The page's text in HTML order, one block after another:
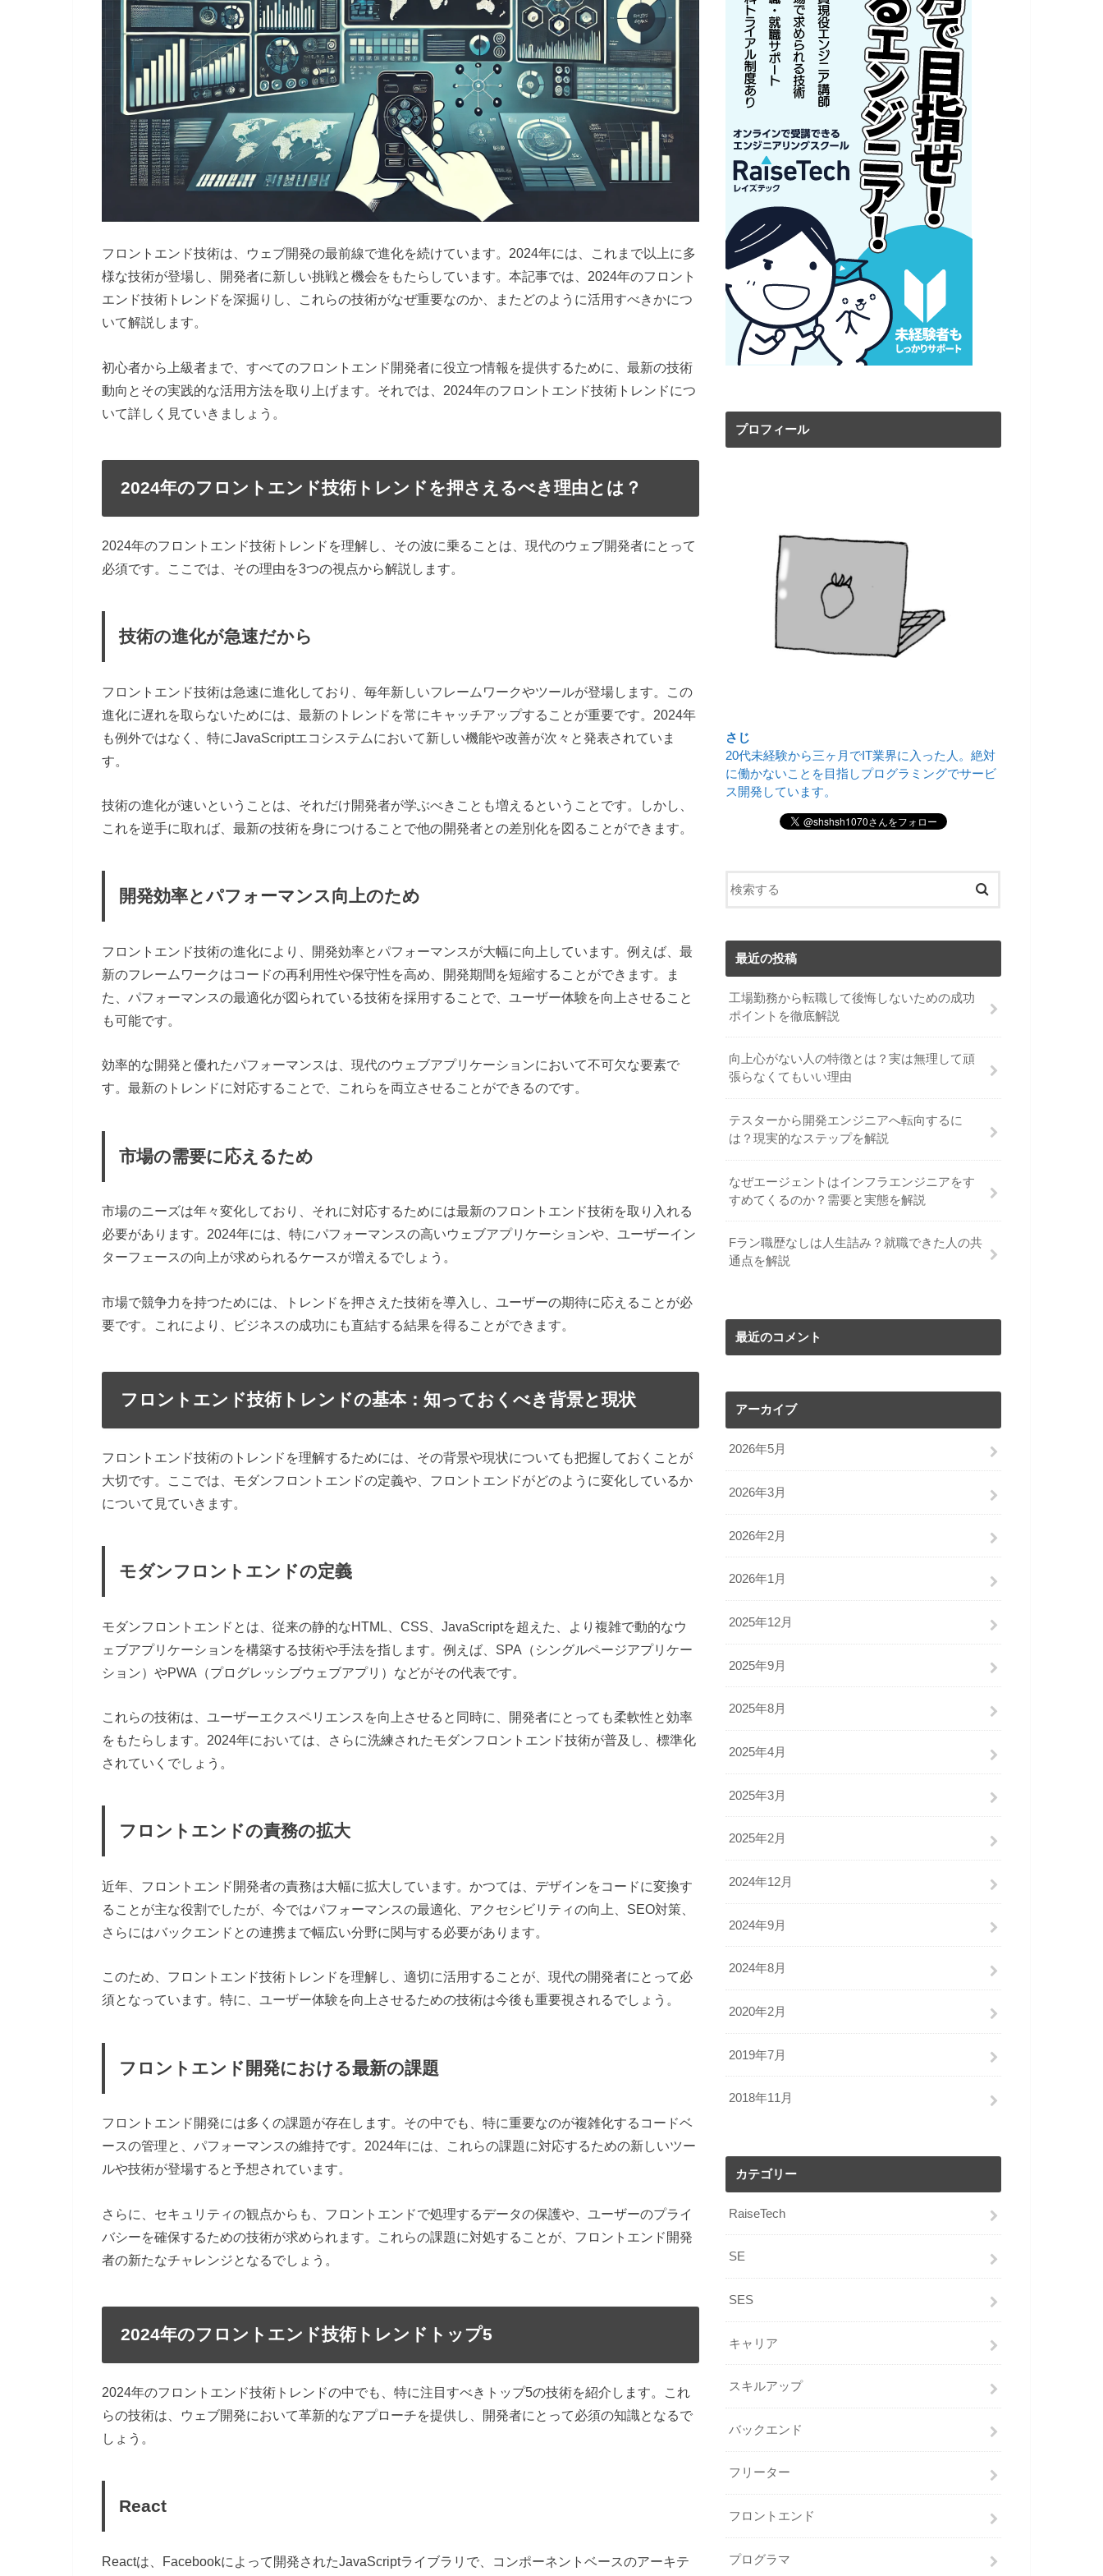
フロントエンド技術は、ウェブ開発の最前線で進化を続けています。2024年には、これまで以上に多
様な技術が登場し、開発者に新しい挑戦と機会をもたらしています。本記事では、2024年のフロント
エンド技術トレンドを深掘りし、これらの技術がなぜ重要なのか、またどのように活用すべきかにつ
いて解説します。
初心者から上級者まで、すべてのフロントエンド開発者に役立つ情報を提供するために、最新の技術
動向とその実践的な活用方法を取り上げます。それでは、2024年のフロントエンド技術トレンドにつ
いて詳しく見ていきましょう。
2024年のフロントエンド技術トレンドを押さえるべき理由とは？
2024年のフロントエンド技術トレンドを理解し、その波に乗ることは、現代のウェブ開発者にとって
必須です。ここでは、その理由を3つの視点から解説します。
技術の進化が急速だから
フロントエンド技術は急速に進化しており、毎年新しいフレームワークやツールが登場します。この
進化に遅れを取らないためには、最新のトレンドを常にキャッチアップすることが重要です。2024年
も例外ではなく、特にJavaScriptエコシステムにおいて新しい機能や改善が次々と発表されていま
す。
技術の進化が速いということは、それだけ開発者が学ぶべきことも増えるということです。しかし、
これを逆手に取れば、最新の技術を身につけることで他の開発者との差別化を図ることができます。
開発効率とパフォーマンス向上のため
フロントエンド技術の進化により、開発効率とパフォーマンスが大幅に向上しています。例えば、最
新のフレームワークはコードの再利用性や保守性を高め、開発期間を短縮することができます。ま
た、パフォーマンスの最適化が図られている技術を採用することで、ユーザー体験を向上させること
も可能です。
効率的な開発と優れたパフォーマンスは、現代のウェブアプリケーションにおいて不可欠な要素で
す。最新のトレンドに対応することで、これらを両立させることができるのです。
市場の需要に応えるため
市場のニーズは年々変化しており、それに対応するためには最新のフロントエンド技術を取り入れる
必要があります。2024年には、特にパフォーマンスの高いウェブアプリケーションや、ユーザーイン
ターフェースの向上が求められるケースが増えるでしょう。
市場で競争力を持つためには、トレンドを押さえた技術を導入し、ユーザーの期待に応えることが必
要です。これにより、ビジネスの成功にも直結する結果を得ることができます。
フロントエンド技術トレンドの基本：知っておくべき背景と現状
フロントエンド技術のトレンドを理解するためには、その背景や現状についても把握しておくことが
大切です。ここでは、モダンフロントエンドの定義や、フロントエンドがどのように変化しているか
について見ていきます。
モダンフロントエンドの定義
モダンフロントエンドとは、従来の静的なHTML、CSS、JavaScriptを超えた、より複雑で動的なウ
ェブアプリケーションを構築する技術や手法を指します。例えば、SPA（シングルページアプリケー
ション）やPWA（プログレッシブウェブアプリ）などがその代表です。
これらの技術は、ユーザーエクスペリエンスを向上させると同時に、開発者にとっても柔軟性と効率
をもたらします。2024年においては、さらに洗練されたモダンフロントエンド技術が普及し、標準化
されていくでしょう。
フロントエンドの責務の拡大
近年、フロントエンド開発者の責務は大幅に拡大しています。かつては、デザインをコードに変換す
ることが主な役割でしたが、今ではパフォーマンスの最適化、アクセシビリティの向上、SEO対策、
さらにはバックエンドとの連携まで幅広い分野に関与する必要があります。
このため、フロントエンド技術トレンドを理解し、適切に活用することが、現代の開発者にとって必
須となっています。特に、ユーザー体験を向上させるための技術は今後も重要視されるでしょう。
フロントエンド開発における最新の課題
フロントエンド開発には多くの課題が存在します。その中でも、特に重要なのが複雑化するコードベ
ースの管理と、パフォーマンスの維持です。2024年には、これらの課題に対応するための新しいツー
ルや技術が登場すると予想されています。
さらに、セキュリティの観点からも、フロントエンドで処理するデータの保護や、ユーザーのプライ
バシーを確保するための技術が求められます。これらの課題に対処することが、フロントエンド開発
者の新たなチャレンジとなるでしょう。
2024年のフロントエンド技術トレンドトップ5
2024年のフロントエンド技術トレンドの中でも、特に注目すべきトップ5の技術を紹介します。これ
らの技術は、ウェブ開発において革新的なアプローチを提供し、開発者にとって必須の知識となるで
しょう。
React
Reactは、Facebookによって開発されたJavaScriptライブラリで、コンポーネントベースのアーキテ
プロフィール
さじ
20代未経験から三ヶ月でIT業界に入った人。絶対
に働かないことを目指しプログラミングでサービ
ス開発しています。
最近の投稿
工場勤務から転職して後悔しないための成功
ポイントを徹底解説
向上心がない人の特徴とは？実は無理して頑
張らなくてもいい理由
テスターから開発エンジニアへ転向するに
は？現実的なステップを解説
なぜエージェントはインフラエンジニアをす
すめてくるのか？需要と実態を解説
Fラン職歴なしは人生詰み？就職できた人の共
通点を解説
最近のコメント
アーカイブ
2026年5月
2026年3月
2026年2月
2026年1月
2025年12月
2025年9月
2025年8月
2025年4月
2025年3月
2025年2月
2024年12月
2024年9月
2024年8月
2020年2月
2019年7月
2018年11月
カテゴリー
RaiseTech
SE
SES
キャリア
スキルアップ
バックエンド
フリーター
フロントエンド
プログラマ